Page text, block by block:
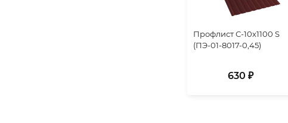
Профлист С-10х1100 S
(ПЭ-01-8017-0,45)
630 ₽